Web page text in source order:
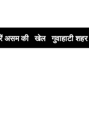
असम की खेल गुवाहाटी शहर